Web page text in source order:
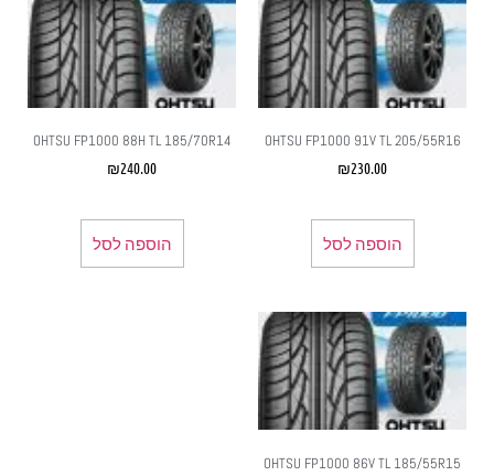
OHTSU FP1000 91V TL 205/55R16
₪230.00
הוספה לסל
OHTSU FP1000 88H TL 185/70R14
₪240.00
הוספה לסל
OHTSU FP1000 86V TL 185/55R15